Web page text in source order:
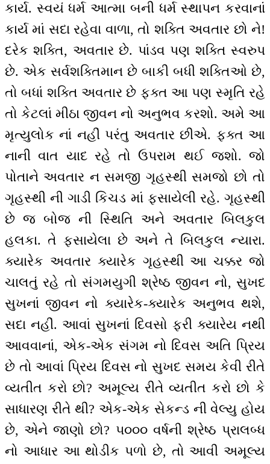
કાર્ય. સ્વયં ધર્મ આત્મા બની ધર્મ સ્થાપન કરવાનાં
કાર્ય માં સદા રહેવા વાળા, તો શક્તિ અવતાર છો ને!
દરેક શક્તિ, અવતાર છે. પાંડવ પણ શક્તિ સ્વરુપ
છે. એક સર્વશક્તિમાન છે બાકી બધી શક્તિઓ છે,
તો બધાં શક્તિ અવતાર છે ફક્ત આ પણ સ્મૃતિ રહે
તો કેટલાં મીઠા જીવન નો અનુભવ કરશો. અમે આ
મૃત્યુલોક નાં નહીં પરંતુ અવતાર છીએ. ફક્ત આ
નાની વાત યાદ રહે તો ઉપરામ થઈ જશો. જો
પોતાને અવતાર ન સમજી ગૃહસ્થી સમજો છો તો
ગૃહસ્થી ની ગાડી કિચડ માં ફસાયેલી રહે. ગૃહસ્થી
છે જ બોજ ની સ્થિતિ અને અવતાર બિલકુલ
હલકા. તે ફસાયેલા છે અને તે બિલકુલ ન્યારા.
ક્યારેક અવતાર ક્યારેક ગૃહસ્થી આ ચક્કર જો
ચાલતું રહે તો સંગમયુગી શ્રેષ્ઠ જીવન નો, સુખદ
સુખનાં જીવન નો ક્યારેક-ક્યારેક અનુભવ થશે,
સદા નહીં. આવાં સુખનાં દિવસો ફરી ક્યારેય નથી
આવવાનાં, એક-એક સંગમ નો દિવસ અતિ પ્રિય
છે તો આવાં પ્રિય દિવસ નો સુખદ સમય કેવી રીતે
વ્યતીત કરો છો? અમૂલ્ય રીતે વ્યતીત કરો છો કે
સાધારણ રીતે થી? એક-એક સેકન્ડ ની વેલ્યુ હોય
છે, એને જાણો છો? ૫૦૦૦ વર્ષની શ્રેષ્ઠ પ્રાલબ્ધ
નો આધાર આ થોડીક પળો છે, તો આવી અમૂલ્ય